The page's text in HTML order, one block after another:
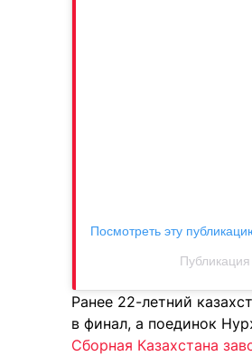
Посмотреть эту
Ранее 22-летний
в финал, а поединок
Сборная Казахстана